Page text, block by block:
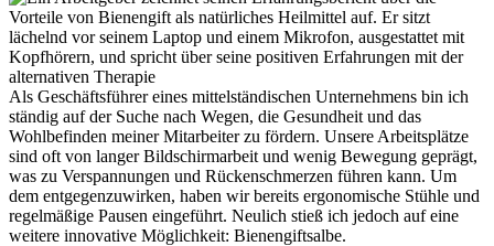
Als Geschäftsführer eines mittelständischen Unternehmens bin ich
ständig auf der Suche nach Wegen, die Gesundheit und das
Wohlbefinden meiner Mitarbeiter zu fördern. Unsere Arbeitsplätze
sind oft von langer Bildschirmarbeit und wenig Bewegung geprägt,
was zu Verspannungen und Rückenschmerzen führen kann. Um
dem entgegenzuwirken, haben wir bereits ergonomische Stühle und
regelmäßige Pausen eingeführt. Neulich stieß ich jedoch auf eine
weitere innovative Möglichkeit: Bienengiftsalbe.